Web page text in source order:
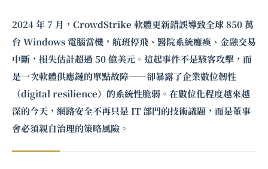
2024 年 7 月，CrowdStrike 軟體更新錯誤導致全球 850 萬
台 Windows 電腦當機，航班停飛、醫院系統癱瘓、金融交易
中斷，損失估計超過 50 億美元。這起事件不是駭客攻擊，而
是一次軟體供應鏈的單點故障——卻暴露了企業數位韌性
（digital resilience）的系統性脆弱。在數位化程度越來越
深的今天，網路安全不再只是 IT 部門的技術議題，而是董事
會必須親自治理的策略風險。